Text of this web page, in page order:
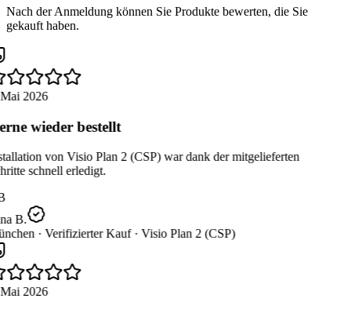
Nach der Anmeldung können Sie Produkte bewerten, die Sie
gekauft haben.
2026
wieder bestellt
von Visio Plan 2 (CSP) war dank der mitgelieferten
schnell erledigt.
B.
· Verifizierter Kauf · Visio Plan 2 (CSP)
2026